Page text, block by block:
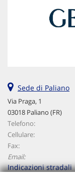
Sede di Paliano
Via Praga, 1
03018 Paliano (FR)
Telefono:
Cellulare:
Fax:
Email:
Indicazioni stradali